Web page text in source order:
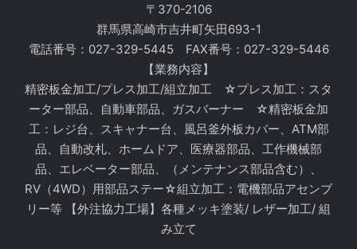
〒370-2106
群馬県高崎市吉井町矢田693-1
電話番号： 027-329-5445 FAX番号：027-329-5446
【業務内容】
精密板金加工/プレス加工/組立加工 ☆プレス加工：スタ
ーター部品、自動車部品、ガスバーナー ☆精密板金加
工：レジ台、スキャナー台、風呂釜外板カバー、ATM部
品、自動改札、ホームドア、医療器部品、工作機械部
品、エレベーター部品、（メンテナンス部品含む）、
RV（4WD）用部品ステー☆組立加工：電機部品アセンブ
リー等 【外注協力工場】各種メッキ塗装/ レザー加工/ 組
み立て